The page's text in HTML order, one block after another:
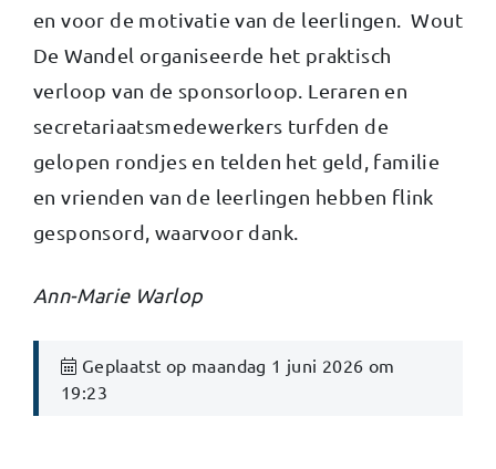
en voor de motivatie van de leerlingen. Wout
De Wandel organiseerde het praktisch
verloop van de sponsorloop. Leraren en
secretariaatsmedewerkers turfden de
gelopen rondjes en telden het geld, familie
en vrienden van de leerlingen hebben flink
gesponsord, waarvoor dank.
Ann-Marie Warlop
Geplaatst op maandag 1 juni 2026 om
19:23